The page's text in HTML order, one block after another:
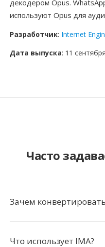
декодером Opus.
используют Opus для
Разработчик: Internet
Дата выпуска: 11
Часто
Зачем конвертировать
Что использует IMA?